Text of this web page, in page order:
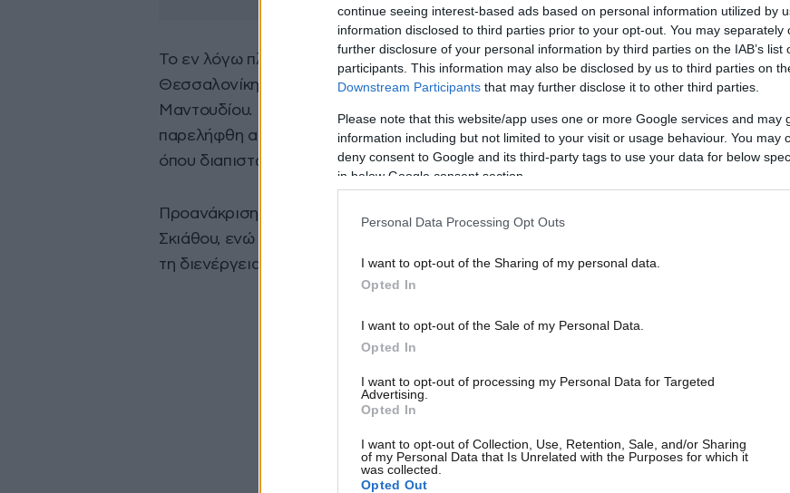
continue seeing interest-based ads based on personal information utilized by
information disclosed to third parties prior to your opt-out. You may separately
further disclosure of your personal information by third parties on the IAB’s list
participants. This information may also be disclosed by us to third parties on
Downstream Participants that may further disclose it to other third parties.
Please note that this website/app uses one or more Google services and may
information including but not limited to your visit or usage behaviour. You may
deny consent to Google and its third-party tags to use your data for below
in below Google consent section.
Personal Data Processing Opt Outs
I want to opt-out of the Sharing of my personal data.
Opted In
I want to opt-out of the Sale of my Personal Data.
Opted In
I want to opt-out of processing my Personal Data for Targeted
Advertising.
Opted In
I want to opt-out of Collection, Use, Retention, Sale, and/or Sharing
of my Personal Data that Is Unrelated with the Purposes for which it
was collected.
Opted Out
Το εν λόγω πλοίο εκτελούσε το προγραμματισμένο δρομολόγιο από λιμένα
Θεσσαλονίκης προς τους λιμένες ν. Σκιάθου – ν. Σκοπέλου – ν. Αλοννήσου –
Μαντουδίου. Μετά τον κατάπλου του πλοίου στον λιμένα ν. Σκοπέλου, ο 44χρονος
παρελήφθη από ασθενοφόρο όχημα και διεκομίσθη στο Κέντρο Υγείας Σκοπέλου,
όπου διαπιστώθηκε ο θάνατός του.
Προανάκριση διενεργείται από το Α’ Λιμενικό Τμήμα Σκοπέλου του Λιμεναρχείου
Σκιάθου, ενώ η σορός μεταφέρθηκε στην Ιατροδικαστική Υπηρεσία Λάρισας, για
τη διενέργεια νεκροψίας – νεκροτομής.